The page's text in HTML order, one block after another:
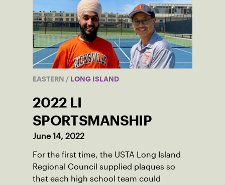
EASTERN / LONG ISLAND
2022 LI
SPORTSMANSHIP
June 14, 2022
For the first time, the USTA Long Island
Regional Council supplied plaques so
that each high school team could